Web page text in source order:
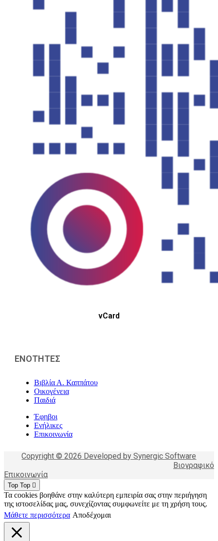
vCard
ΕΝΟΤΗΤΕΣ
Βιβλία Α. Καππάτου
Οικογένεια
Παιδιά
Έφηβοι
Ενήλικες
Επικοινωνία
Copyright © 2026 Developed by Synergic Software
Βιογραφικό
Επικοινωνία
Top Top
Τα cookies βοηθάνε στην καλύτερη εμπειρία σας στην περιήγηση
της ιστοσελίδας μας, συνεχίζοντας συμφωνείτε με τη χρήση τους.
Μάθετε περισσότερα Αποδέχομαι